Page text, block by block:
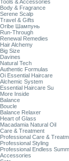
Tools & Accessories
Body & Fragrance
Serene Scalp
Travel & Gifts
Oribe Шампунь
Run-Through
Renewal Remedies
Hair Alchemy
Big Size
Davines
Natural Tech
Authentic Formulas
Oi Essential Haircare
Alchemic System
Essential Haircare Su
More Inside
Balance
Boucle
Balance Relaxer
Heart of Glass
Macadamia Natural Oil
Care & Treatment
Professional Care &
Professional Styling
Professional Endless
Accessories